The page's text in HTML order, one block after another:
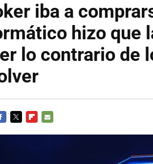
iba a
hizo que
lo contrario de